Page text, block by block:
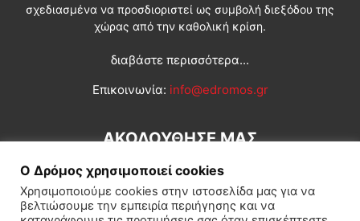
σχεδιασμένα να προσδιοριστεί ως συμβολή διεξόδου της
χώρας από την καθολική κρίση.
διαβάστε περισσότερα...
Επικοινωνία: info@edromos.gr
ΑΚΟΛΟΥΘΗΣΕ ΜΑΣ
Ο Δρόμος χρησιμοποιεί cookies
Χρησιμοποιούμε cookies στην ιστοσελίδα μας για να
βελτιώσουμε την εμπειρία περιήγησης και να